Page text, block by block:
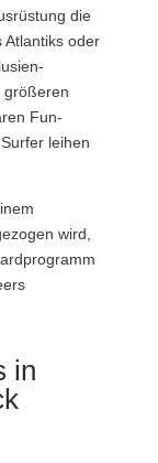
die
Atlantiks oder
größeren
Fun-
leihen
wird,
in